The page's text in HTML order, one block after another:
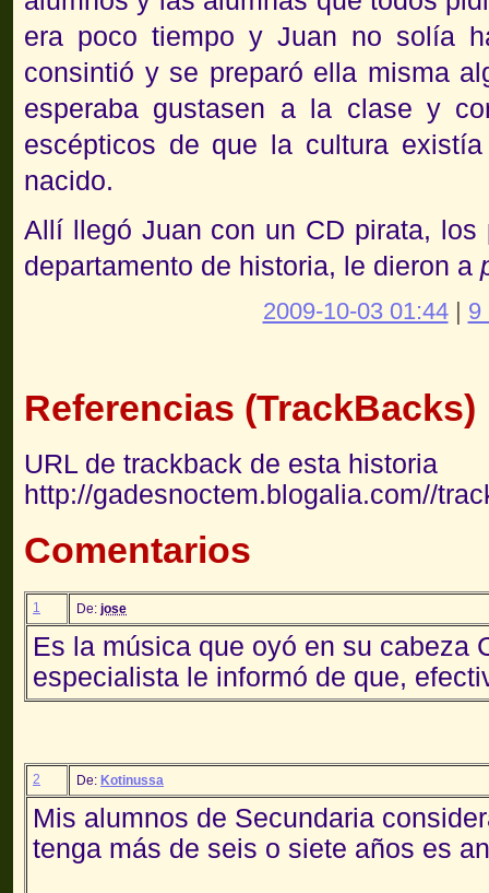
era poco tiempo y Juan no solía
consintió y se preparó ella misma
esperaba gustasen a la clase y
escépticos de que la cultura
nacido.
Allí llegó Juan con un CD pirata, los
departamento de historia, le dieron a
2009-10-03 01:44| 9
Referencias (TrackBacks)
URL de trackback de esta historia
http://gadesnoctem.blogalia.com//
Comentarios
1 De: jose
Es la música que oyó en su cabeza
especialista le informó de que,
2 De: Kotinussa
Mis alumnos de Secundaria
tenga más de seis o siete años es